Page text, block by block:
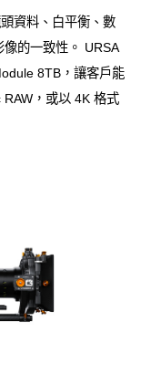
資料、白平衡、數
的一致性。 URSA
8TB，讓客戶能
，或以 4K 格式